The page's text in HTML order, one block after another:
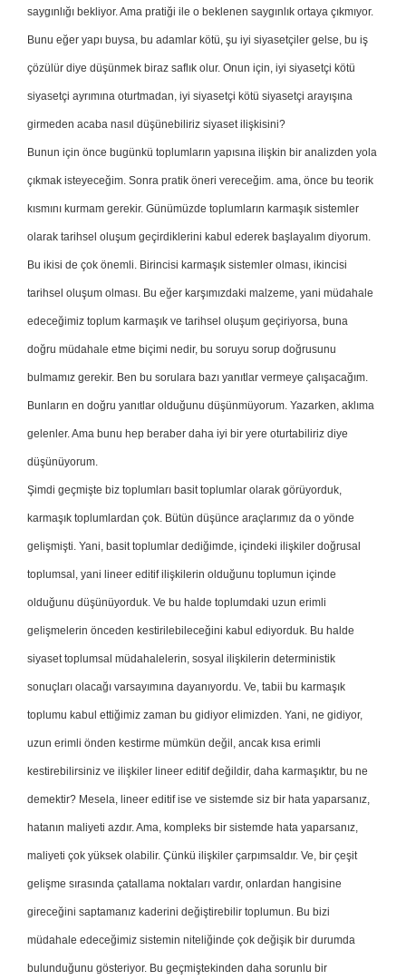
saygınlığı bekliyor. Ama pratiği ile o beklenen saygınlık ortaya çıkmıyor.
Bunu eğer yapı buysa, bu adamlar kötü, şu iyi siyasetçiler gelse, bu iş
çözülür diye düşünmek biraz saflık olur. Onun için, iyi siyasetçi kötü
siyasetçi ayrımına oturtmadan, iyi siyasetçi kötü siyasetçi arayışına
girmeden acaba nasıl düşünebiliriz siyaset ilişkisini?
Bunun için önce bugünkü toplumların yapısına ilişkin bir analizden yola
çıkmak isteyeceğim. Sonra pratik öneri vereceğim. ama, önce bu teorik
kısmını kurmam gerekir. Günümüzde toplumların karmaşık sistemler
olarak tarihsel oluşum geçirdiklerini kabul ederek başlayalım diyorum.
Bu ikisi de çok önemli. Birincisi karmaşık sistemler olması, ikincisi
tarihsel oluşum olması. Bu eğer karşımızdaki malzeme, yani müdahale
edeceğimiz toplum karmaşık ve tarihsel oluşum geçiriyorsa, buna
doğru müdahale etme biçimi nedir, bu soruyu sorup doğrusunu
bulmamız gerekir. Ben bu sorulara bazı yanıtlar vermeye çalışacağım.
Bunların en doğru yanıtlar olduğunu düşünmüyorum. Yazarken, aklıma
gelenler. Ama bunu hep beraber daha iyi bir yere oturtabiliriz diye
düşünüyorum.
Şimdi geçmişte biz toplumları basit toplumlar olarak görüyorduk,
karmaşık toplumlardan çok. Bütün düşünce araçlarımız da o yönde
gelişmişti. Yani, basit toplumlar dediğimde, içindeki ilişkiler doğrusal
toplumsal, yani lineer editif ilişkilerin olduğunu toplumun içinde
olduğunu düşünüyorduk. Ve bu halde toplumdaki uzun erimli
gelişmelerin önceden kestirilebileceğini kabul ediyorduk. Bu halde
siyaset toplumsal müdahalelerin, sosyal ilişkilerin deterministik
sonuçları olacağı varsayımına dayanıyordu. Ve, tabii bu karmaşık
toplumu kabul ettiğimiz zaman bu gidiyor elimizden. Yani, ne gidiyor,
uzun erimli önden kestirme mümkün değil, ancak kısa erimli
kestirebilirsiniz ve ilişkiler lineer editif değildir, daha karmaşıktır, bu ne
demektir? Mesela, lineer editif ise ve sistemde siz bir hata yaparsanız,
hatanın maliyeti azdır. Ama, kompleks bir sistemde hata yaparsanız,
maliyeti çok yüksek olabilir. Çünkü ilişkiler çarpımsaldır. Ve, bir çeşit
gelişme sırasında çatallama noktaları vardır, onlardan hangisine
gireceğini saptamanız kaderini değiştirebilir toplumun. Bu bizi
müdahale edeceğimiz sistemin niteliğinde çok değişik bir durumda
bulunduğunu gösteriyor. Bu geçmiştekinden daha sorunlu bir